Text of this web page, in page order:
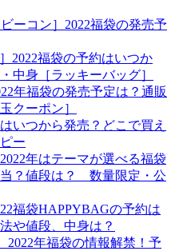
ーコン］2022福袋の発売予
2022福袋の予約はいつか
中身［ラッキーバッグ］
年福袋の発売予定は？通販
クーポン］
いつから発売？どこで買え
ー
年はテーマが選べる福袋
当？値段は？ 数量限定・公
福袋HAPPYBAGの予約は
や値段、中身は？
2022年福袋の情報解禁！予